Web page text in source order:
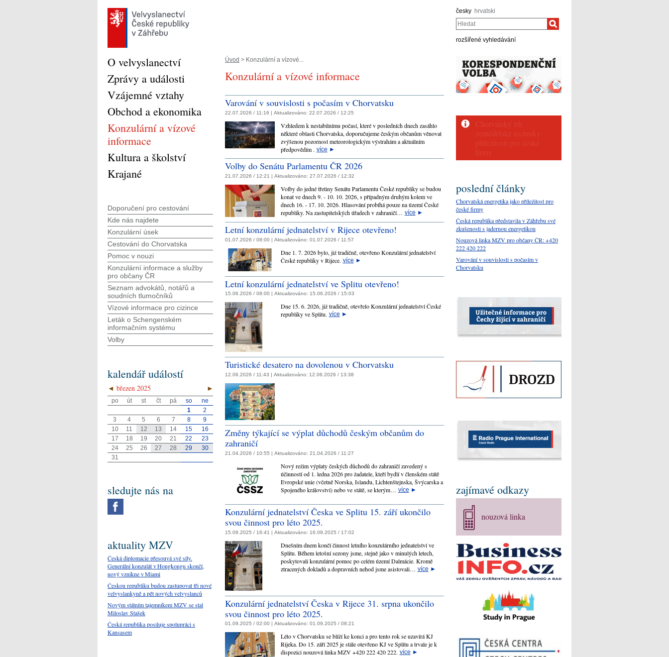
česky hrvatski
Hledat
rozšířené vyhledávání
Úvod > Konzulární a vízové...
Konzulární a vízové informace
Varování v souvislosti s počasím v Chorvatsku
22.07.2026 / 11:16 | Aktualizováno: 22.07.2026 / 12:25
Vzhledem k nestabilnímu počasí, které v posledních dnech zasáhlo
některé oblasti Chorvatska, doporučujeme českým občanům věnovat
zvýšenou pozornost meteorologickým výstrahám a aktuálním
předpovědím . více ►
Volby do Senátu Parlamentu ČR 2026
21.07.2026 / 12:21 | Aktualizováno: 27.07.2026 / 12:32
Volby do jedné třetiny Senátu Parlamentu České republiky se budou
konat ve dnech 9. - 10. 10. 2026, s případným druhým kolem ve
dnech 16. - 17. 10. 2026. Hlasování probíhá pouze na území České
republiky. Na zastupitelských úřadech v zahraničí… více ►
Letní konzulární jednatelství v Rijece otevřeno!
01.07.2026 / 08:00 | Aktualizováno: 01.07.2026 / 11:57
Dne 1. 7. 2026 bylo, již tradičně, otevřeno Konzulární jednatelství
České republiky v Rijece. více ►
Letní konzulární jednatelství ve Splitu otevřeno!
15.06.2026 / 08:00 | Aktualizováno: 15.06.2026 / 15:03
Dne 15. 6. 2026, již tradičně, otevřelo Konzulární jednatelství České
republiky ve Splitu. více ►
Turistické desatero na dovolenou v Chorvatsku
12.06.2026 / 11:43 | Aktualizováno: 12.06.2026 / 13:38
Změny týkající se výplat důchodů českým občanům do
zahraničí
21.04.2026 / 10:55 | Aktualizováno: 21.04.2026 / 11:27
Nový režim výplaty českých důchodů do zahraničí zavedený s
účinností od 1. ledna 2026 pro žadatele, kteří bydlí v členském státě
Evropské unie (včetně Norska, Islandu, Lichtenštejnska, Švýcarska a
Spojeného království) nebo ve státě, se kterým… více ►
Konzulární jednatelství Česka ve Splitu 15. září ukončilo
svou činnost pro léto 2025.
15.09.2025 / 16:41 | Aktualizováno: 16.09.2025 / 17:02
Dnešním dnem končí činnost letního konzulárního jednatelství ve
Splitu. Během letošní sezony jsme, stejně jako v minulých letech,
poskytovali konzulární pomoc po celém území Dalmácie. Kromě
ztracených dokladů a dopravních nehod jsme asistovali… více ►
Konzulární jednatelství Česka v Rijece 31. srpna ukončilo
svou činnost pro léto 2025.
01.09.2025 / 02:00 | Aktualizováno: 01.09.2025 / 08:21
Léto v Chorvatsku se blíží ke konci a pro tento rok se uzavírá KJ
Rijeka. Do 15. září 2025 je stále otevřeno KJ ve Splitu a trvale je k
dispozici nouzová linka MZV +420 222 420 222. více ►
O velvyslanectví
Zprávy a události
Vzájemné vztahy
Obchod a ekonomika
Konzulární a vízové
informace
Kultura a školství
Krajané
Doporučení pro cestování
Kde nás najdete
Konzulární úsek
Cestování do Chorvatska
Pomoc v nouzi
Konzulární informace a služby
pro občany ČR
Seznam advokátů, notářů a
soudních tlumočníků
Vízové informace pro cizince
Leták o Schengenském
informačním systému
Volby
kalendář událostí
◄ ►
březen 2025
po út st čt pá so
ne
1
2
3
4 5 6 7 8
9
10
11 12 13 14 15
16
17
18 19 20 21 22
23
24
25 26 27 28 29
30
31
sledujte nás na
aktuality MZV
Česká diplomacie přesouvá své síly.
Generální konzulát v Hongkongu skončí,
nový vznikne v Miami
Českou republiku budou zastupovat tři nové
velvyslankyně a pět nových velvyslanců
Novým státním tajemníkem MZV se stal
Miloslav Stašek
Česká republika posiluje spolupráci s
Kansasem
poslední články
Chorvatská energetika jako příležitost pro
české firmy
Česká republika představila v Záhřebu své
zkušenosti s jadernou energetikou
Nouzová linka MZV pro občany ČR: +420
222 420 222
Varování v souvislosti s počasím v
Chorvatsku
zajímavé odkazy
nouzová linka